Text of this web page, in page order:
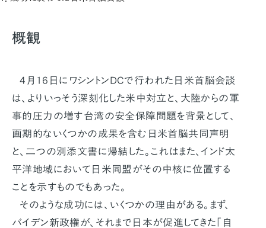
概観
4月16日にワシントンDCで行われた日米首脳会談
は、よりいっそう深刻化した米中対立と、大陸からの軍
事的圧力の増す台湾の安全保障問題を背景として、
画期的ないくつかの成果を含む日米首脳共同声明
と、二つの別添文書に帰結した。これはまた、インド太
平洋地域において日米同盟がその中核に位置する
ことを示すものでもあった。
そのような成功には、いくつかの理由がある。まず、
バイデン新政権が、それまで日本が促進してきた「自